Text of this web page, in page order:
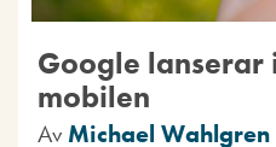
Google lanserar
mobilen
Av Michael Wahlgren